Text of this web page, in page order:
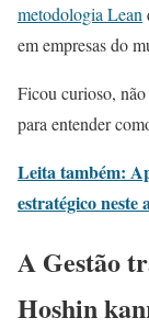
metodologia Lean
em empresas do
Ficou curioso,
para entender
Leita também:
estratégico neste
A Gestão
Hoshin